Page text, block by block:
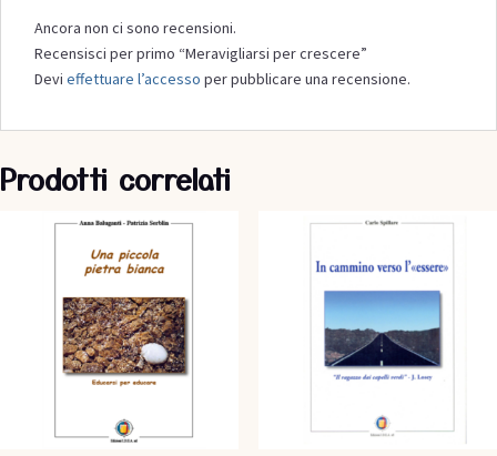
Ancora non ci sono recensioni.
Recensisci per primo “Meravigliarsi per crescere”
Devi effettuare l’accesso per pubblicare una recensione.
Prodotti correlati